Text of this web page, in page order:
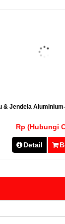
& Jendela
Rp (Hubungi
Detail